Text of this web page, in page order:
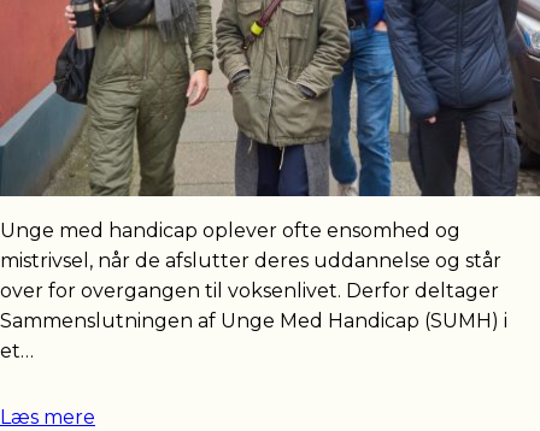
Unge med handicap oplever ofte ensomhed og
mistrivsel, når de afslutter deres uddannelse og står
over for overgangen til voksenlivet. Derfor deltager
Sammenslutningen af Unge Med Handicap (SUMH) i
et…
Læs mere